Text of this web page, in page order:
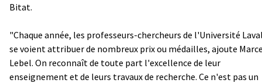
Bitat.
"Chaque année, les professeurs-chercheurs de l'Université
se voient attribuer de nombreux prix ou médailles, ajoute
Lebel. On reconnaît de toute part l'excellence de leur
enseignement et de leurs travaux de recherche. Ce n'est pas un